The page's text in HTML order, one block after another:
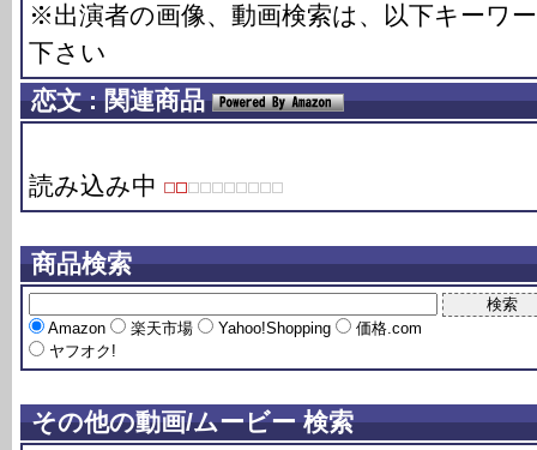
※出演者の画像、動画検索は、以下キーワ
下さい
恋文 : 関連商品
読み込み中
商品検索
Amazon 楽天市場 Yahoo!Shopping
価格.com
ヤフオク!
その他の動画/ムービー 検索